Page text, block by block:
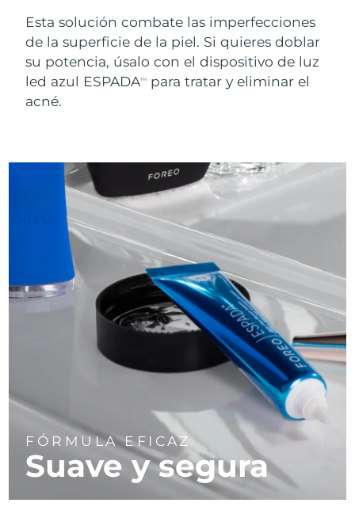
Esta solución combate las imperfecciones
de la superficie de la piel. Si quieres doblar
su potencia, úsalo con el dispositivo de luz
led azul ESPADATM
para tratar y eliminar el
acné.
FÓRMULA EFICAZ
Suave y segura
España Entrega prevista 8/9/26
Suecia Entrega prevista 8/9/26
Suiza
Tailandia Entrega prevista
Turquía
Emiratos Árabes
Entrega prevista8/10/26
Reino Unido Entrega prevista8/9/26
Entrega prevista8/10/26
Entrega prevista8/14/26
Vietnam Entrega prevista8/15/26